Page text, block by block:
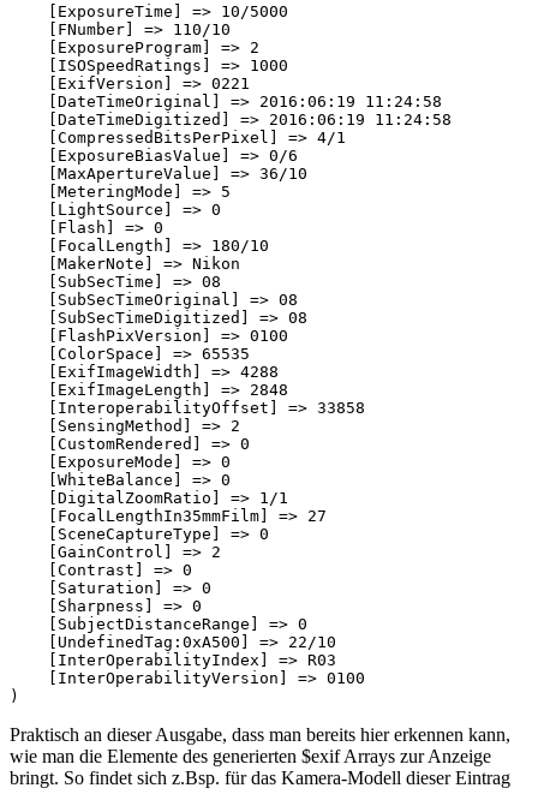
    [ExposureTime] => 10/5000
    [FNumber] => 110/10
    [ExposureProgram] => 2
    [ISOSpeedRatings] => 1000
    [ExifVersion] => 0221
    [DateTimeOriginal] => 2016:06:19 11:24:58
    [DateTimeDigitized] => 2016:06:19 11:24:58
    [CompressedBitsPerPixel] => 4/1
    [ExposureBiasValue] => 0/6
    [MaxApertureValue] => 36/10
    [MeteringMode] => 5
    [LightSource] => 0
    [Flash] => 0
    [FocalLength] => 180/10
    [MakerNote] => Nikon
    [SubSecTime] => 08
    [SubSecTimeOriginal] => 08
    [SubSecTimeDigitized] => 08
    [FlashPixVersion] => 0100
    [ColorSpace] => 65535
    [ExifImageWidth] => 4288
    [ExifImageLength] => 2848
    [InteroperabilityOffset] => 33858
    [SensingMethod] => 2
    [CustomRendered] => 0
    [ExposureMode] => 0
    [WhiteBalance] => 0
    [DigitalZoomRatio] => 1/1
    [FocalLengthIn35mmFilm] => 27
    [SceneCaptureType] => 0
    [GainControl] => 2
    [Contrast] => 0
    [Saturation] => 0
    [Sharpness] => 0
    [SubjectDistanceRange] => 0
    [UndefinedTag:0xA500] => 22/10
    [InterOperabilityIndex] => R03
    [InterOperabilityVersion] => 0100
)
Praktisch an dieser Ausgabe, dass man bereits hier erkennen kann,
wie man die Elemente des generierten $exif Arrays zur Anzeige
bringt. So findet sich z.Bsp. für das Kamera-Modell dieser Eintrag